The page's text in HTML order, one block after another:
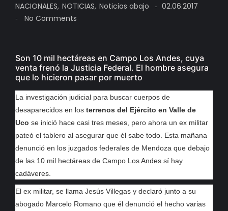
NACIONALES, NOTICIAS, Noticias abajo - 02.06.2017
- No Comments
Son 10 mil hectáreas en Campo Los Andes, cuya
venta frenó la Justicia Federal. El hombre asegura
que lo hicieron pasar por muerto
La investigación judicial para buscar cuerpos de
desaparecidos en los terrenos del Ejército en Valle de
Uco se inició hace casi tres meses, pero ahora un ex militar
pateó el tablero al asegurar que él sabe todo. Esta mañana
denunció en los juzgados federales de Mendoza que debajo
de las 10 mil hectáreas de Campo Los Andes sí hay
cadáveres.
El ex militar, se llama Jesús Villegas y declaró junto a su
abogado Marcelo Romano que él denunció el hecho varias